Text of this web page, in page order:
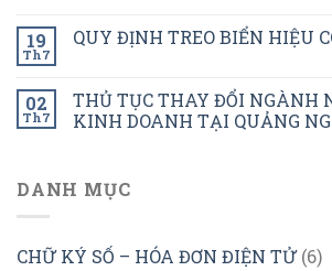
19
Th7
QUY ĐỊNH TREO BIỂN HIỆU
02
Th7
THỦ TỤC THAY ĐỔI NGÀNH
KINH DOANH TẠI QUẢNG
DANH MỤC
CHỮ KÝ SỐ – HÓA ĐƠN ĐIỆN TỬ(6)